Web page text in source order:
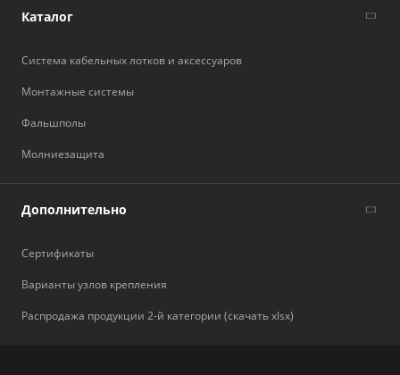
Каталог
Система кабельных лотков и аксессуаров
Монтажные системы
Фальшполы
Молниезащита
Дополнительно
Сертификаты
Варианты узлов крепления
Распродажа продукции 2-й категории (скачать xlsx)